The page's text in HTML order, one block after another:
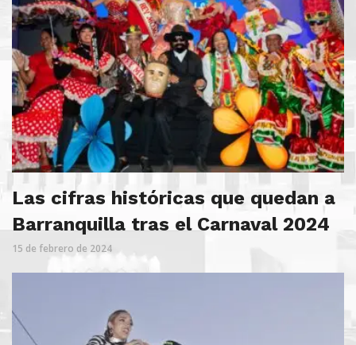
Las cifras históricas que quedan a
Barranquilla tras el Carnaval 2024
15 de febrero de 2024